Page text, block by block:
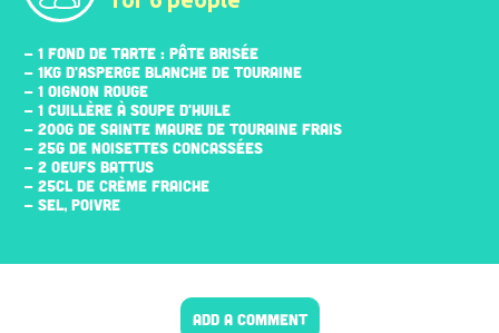
- 1 FOND DE TARTE : PÂTE BRISÉE
- 1KG D'ASPERGE BLANCHE DE TOURAINE
- 1 OIGNON ROUGE
- 1 CUILLÈRE À SOUPE D'HUILE
- 200G DE SAINTE MAURE DE TOURAINE FRAIS
- 25G DE NOISETTES CONCASSÉES
- 2 ŒUFS BATTUS
- 25CL DE CRÈME FRAICHE
- SEL, POIVRE
ADD A COMMENT